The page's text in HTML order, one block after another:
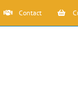
Contact